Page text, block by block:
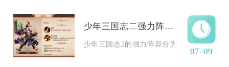
少年三国志二强力阵容有哪些推荐
少年三国志2的强力阵容分为零氪平民过渡
07-09